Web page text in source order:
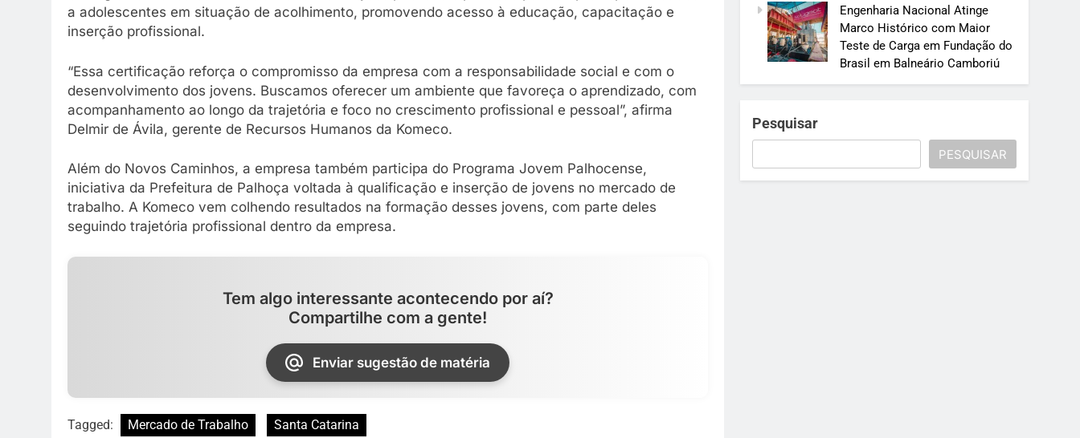
a adolescentes em situação de acolhimento, promovendo acesso à educação, capacitação e
inserção profissional.
“Essa certificação reforça o compromisso da empresa com a responsabilidade social e com o
desenvolvimento dos jovens. Buscamos oferecer um ambiente que favoreça o aprendizado, com
acompanhamento ao longo da trajetória e foco no crescimento profissional e pessoal”, afirma
Delmir de Ávila, gerente de Recursos Humanos da Komeco.
Além do Novos Caminhos, a empresa também participa do Programa Jovem Palhocense,
iniciativa da Prefeitura de Palhoça voltada à qualificação e inserção de jovens no mercado de
trabalho. A Komeco vem colhendo resultados na formação desses jovens, com parte deles
seguindo trajetória profissional dentro da empresa.
Tem algo interessante acontecendo por aí?
Compartilhe com a gente!
Enviar sugestão de matéria
Tagged: Mercado de Trabalho Santa Catarina
Engenharia Nacional Atinge
Marco Histórico com Maior
Teste de Carga em Fundação do
Brasil em Balneário Camboriú
Pesquisar
PESQUISAR